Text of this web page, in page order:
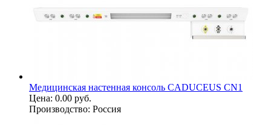
Медицинская настенная консоль CADUCEUS CN1
Цена: 0.00 руб.
Производство: Россия